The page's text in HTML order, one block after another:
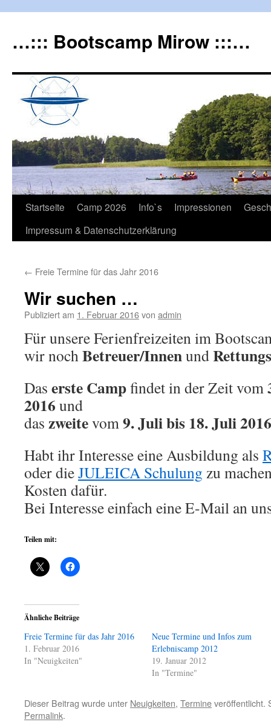
…::: Bootscamp Mirow :::…
Startseite Camp 2026 Info`s Impressionen
Impressum & Datenschutzerklärung
← Freie Termine für das Jahr 2016
Wir suchen …
Publiziert am 1. Februar 2016von admin
Für unsere Ferienfreizeiten im
wir nochBetreuer/Innenund
Das erste Campfindet in der Zeit vom
2016 und
das zweitevom9. Juli bis 18. Juli 2016
Habt ihr Interesse eine Ausbildung als
oder dieJULEICA Schulung zu
Kosten dafür.
Bei Interesse einfach eine E-Mail an
Teilen mit:
Ähnliche Beiträge
Freie Termine für das Jahr 2016
1. Februar 2016
In "Neuigkeiten"
Neue Termine und Infos zum
Erlebniscamp 2012
19. Januar 2012
In "Termine"
Dieser Beitrag wurde unter Neuigkeiten, Termineveröffentlicht.
Permalink.